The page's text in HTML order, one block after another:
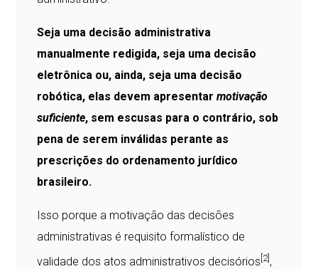
Seja uma decisão administrativa
manualmente redigida, seja uma decisão
eletrônica ou, ainda, seja uma decisão
robótica, elas devem apresentarmotivação
suficiente, sem escusas para o contrário, sob
pena de serem inválidas perante as
prescrições do ordenamento jurídico
brasileiro.
Isso porque a motivação das decisões
administrativas é requisito formalístico de
validade dos atos administrativos decisórios [2] ,